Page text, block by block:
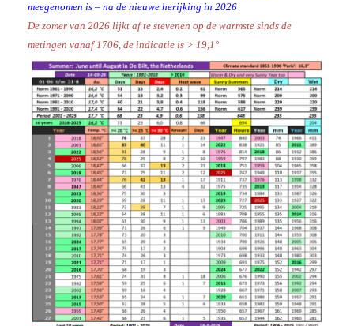
meegenomen is – na de nieuwe herijking in 2026
De zomer van 2026 lijkt af te stevenen op de warmste sinds de
metingen vanaf 1706, de indicatie is > 19,1°